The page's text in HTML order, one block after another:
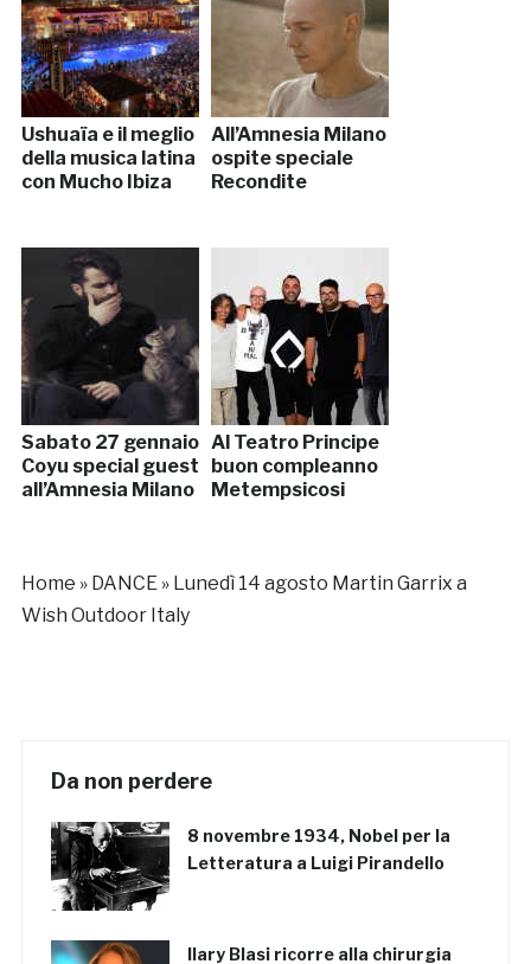
Ushuaïa e il meglio
della musica latina
con Mucho Ibiza
All’Amnesia Milano
ospite speciale
Recondite
Sabato 27 gennaio
Coyu special guest
all’Amnesia Milano
Al Teatro Principe
buon compleanno
Metempsicosi
Home » DANCE» Lunedì 14 agosto Martin Garrix a
Wish Outdoor Italy
Da non perdere
8 novembre 1934, Nobel per la
Letteratura a Luigi Pirandello
Ilary Blasi ricorre alla chirurgia